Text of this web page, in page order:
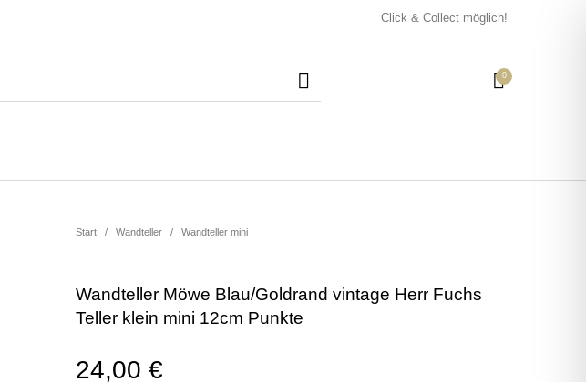
Click & Collect möglich!
0
Taschen/Turnbeutel Tassen
Start / Wandteller / Wandteller mini
Wandteller Möwe Blau/Goldrand vintage Herr Fuchs
Teller klein mini 12cm Punkte
24,00 €